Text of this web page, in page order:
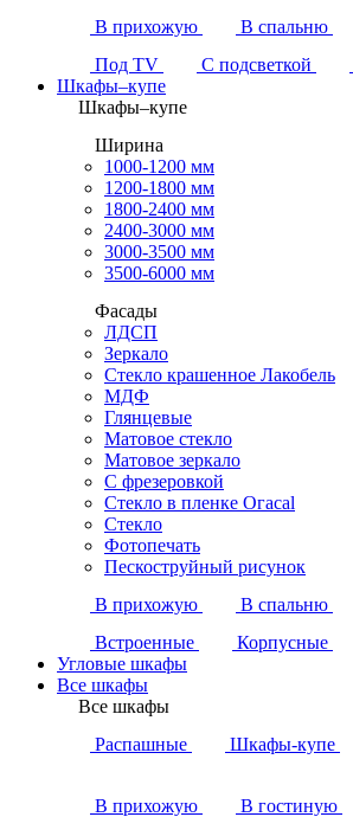
В прихожую
В спальню
Под TV
С подсветкой
Шкафы–купе
Шкафы–купе
Ширина
1000-1200 мм
1200-1800 мм
1800-2400 мм
2400-3000 мм
3000-3500 мм
3500-6000 мм
Фасады
ЛДСП
Зеркало
Стекло крашенное Лакобель
МДФ
Глянцевые
Матовое стекло
Матовое зеркало
С фрезеровкой
Стекло в пленке Огасаl
Стекло
Фотопечать
Пескоструйный рисунок
В прихожую
В спальню
Встроенные
Корпусные
Угловые шкафы
Все шкафы
Все шкафы
Распашные
Шкафы-купе
В прихожую В гостиную